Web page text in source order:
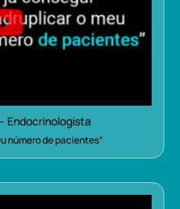
Endocrinologista
número de pacientes”